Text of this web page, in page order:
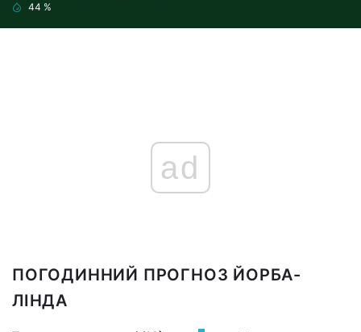
44 %
ad
ПОГОДИННИЙ ПРОГНОЗ ЙОРБА-
ЛІНДА